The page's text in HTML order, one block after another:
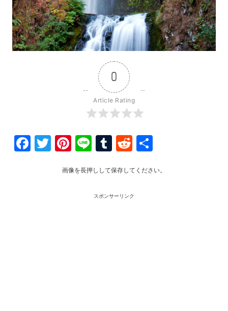
0
Article Rating
Facebook
Twitter
Pinterest
LineTumblr
Reddit
画像を長押しして保存してください。
スポンサーリンク